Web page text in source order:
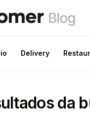
Delivery
da